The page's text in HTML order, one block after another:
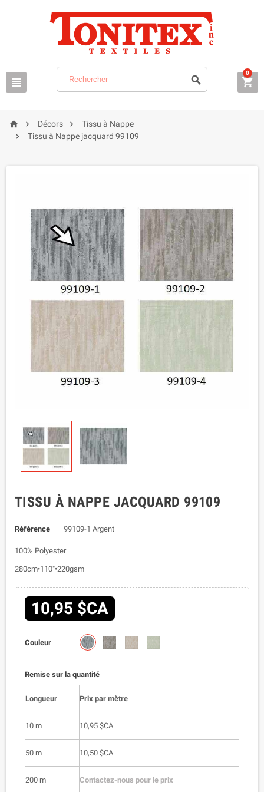
  
0
  Décors  Tissu à Nappe
 Tissu à Nappe jacquard 99109
TISSU À NAPPE JACQUARD 99109
Référence 99109-1 Argent
100% Polyester
280cm•110"•220gsm
10,95 $CA
Couleur
99109-
99109- 99109-
Remise sur la quantité
Longueur Prix par mètre
10 m 10,95 $CA
50 m 10,50 $CA
200 m Contactez-nous pour le prix